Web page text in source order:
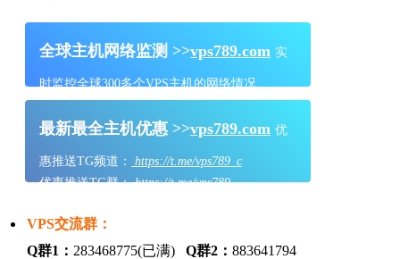
全球主机网络监测 >>vps789.com 实
时监控全球300多个VPS主机的网络情况
最新最全主机优惠 >>vps789.com 优
惠推送TG频道：
https://t.me/vps789_c
优惠推送TG群：https://t.me/vps789
VPS交流群：
Q群1： 283468775(已满) Q群2： 883641794